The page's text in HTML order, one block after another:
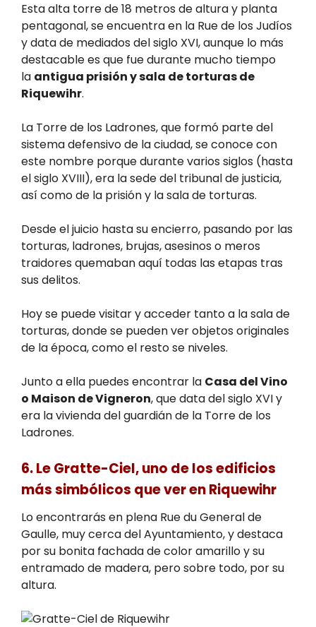
Esta alta torre de 18 metros de altura y planta
pentagonal, se encuentra en la Rue de los Judíos
y data de mediados del siglo XVI, aunque lo más
destacable es que fue durante mucho tiempo
la antigua prisión y sala de torturas de
Riquewihr.
La Torre de los Ladrones, que formó parte del
sistema defensivo de la ciudad, se conoce con
este nombre porque durante varios siglos (hasta
el siglo XVIII), era la sede del tribunal de justicia,
así como de la prisión y la sala de torturas.
Desde el juicio hasta su encierro, pasando por las
torturas, ladrones, brujas, asesinos o meros
traidores quemaban aquí todas las etapas tras
sus delitos.
Hoy se puede visitar y acceder tanto a la sala de
torturas, donde se pueden ver objetos originales
de la época, como el resto se niveles.
Junto a ella puedes encontrar la Casa del Vino
o Maison de Vigneron, que data del siglo XVI y
era la vivienda del guardián de la Torre de los
Ladrones.
6. Le Gratte-Ciel, uno de los edificios
más simbólicos que ver en Riquewihr
Lo encontrarás en plena Rue du General de
Gaulle, muy cerca del Ayuntamiento, y destaca
por su bonita fachada de color amarillo y su
entramado de madera, pero sobre todo, por su
altura.